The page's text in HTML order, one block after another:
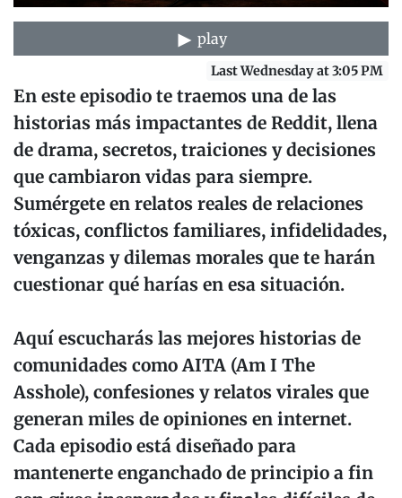
play
Last Wednesday at 3:05 PM
En este episodio te traemos una de las
historias más impactantes de Reddit, llena
de drama, secretos, traiciones y decisiones
que cambiaron vidas para siempre.
Sumérgete en relatos reales de relaciones
tóxicas, conflictos familiares, infidelidades,
venganzas y dilemas morales que te harán
cuestionar qué harías en esa situación.
Aquí escucharás las mejores historias de
comunidades como AITA (Am I The
Asshole), confesiones y relatos virales que
generan miles de opiniones en internet.
Cada episodio está diseñado para
mantenerte enganchado de principio a fin